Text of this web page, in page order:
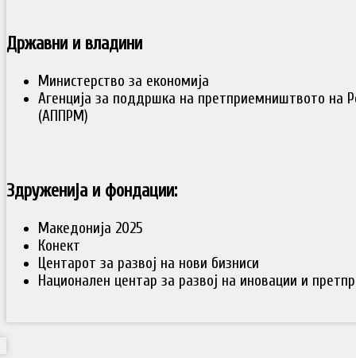
Државни и владини
Министерство за економија
Агенција за поддршка на претприемништвото на
(АППРМ)
Здруженија и фондации:
Македонија 2025
Конект
Центарот за развој на нови бизниси
Национален центар за развој на иновации и